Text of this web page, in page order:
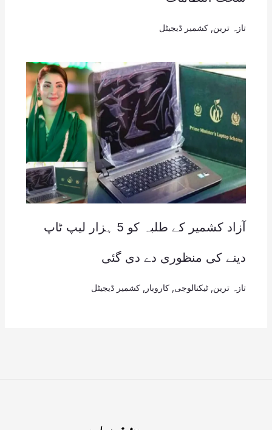
تازہ ترین کشمیر ڈیجیٹل
آزاد کشمیر کے طلبہ کو 5 ہزار لیپ ٹاپ
دینے کی منظوری دے دی گئی
تازہ ترین ٹیکنالوجی کاروبار کشمیر ڈیجیٹل